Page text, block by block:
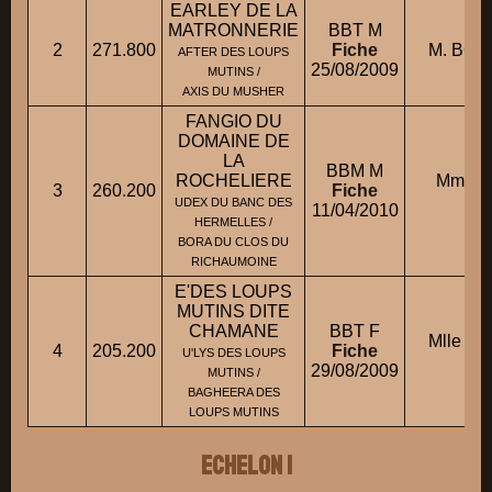
2 271.800
EARLEY DE LA
MATRONNERIE
AFTER DES LOUPS
MUTINS /
AXIS DU MUSHER
BBT M
Fiche
25/08/2009
M.
3 260.200
FANGIO DU
DOMAINE DE
LA
ROCHELIERE
UDEX DU BANC DES
HERMELLES /
BORA DU CLOS DU
RICHAUMOINE
BBM M
Fiche
11/04/2010
Mme
4 205.200
E'DES LOUPS
MUTINS DITE
CHAMANE
U'LYS DES LOUPS
MUTINS /
BAGHEERA DES
LOUPS MUTINS
BBT F
Fiche
29/08/2009
Mlle
ECHELON 1